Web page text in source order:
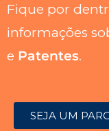
Fique por
informações
e Patentes.
SEJA UM